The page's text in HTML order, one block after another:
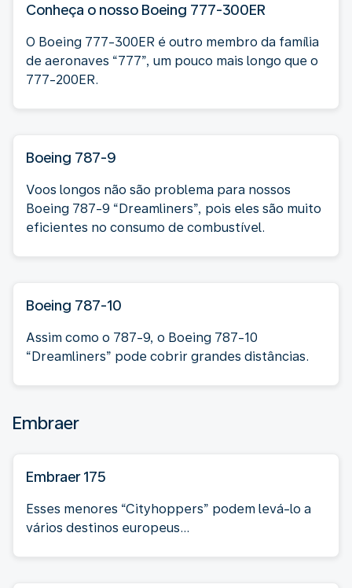
Conheça o nosso Boeing 777-300ER
O Boeing 777-300ER é outro membro da família
de aeronaves “777”, um pouco mais longo que o
777-200ER.
Boeing 787-9
Voos longos não são problema para nossos
Boeing 787-9 “Dreamliners”, pois eles são muito
eficientes no consumo de combustível.
Boeing 787-10
Assim como o 787-9, o Boeing 787-10
“Dreamliners” pode cobrir grandes distâncias.
Embraer
Embraer 175
Esses menores “Cityhoppers” podem levá-lo a
vários destinos europeus...